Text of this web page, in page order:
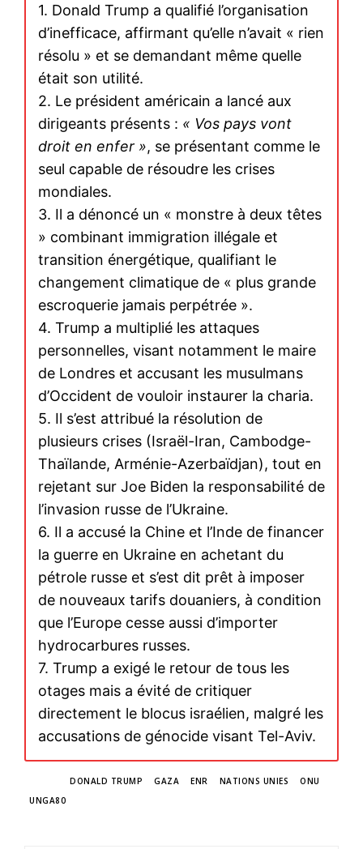
1. Donald Trump a qualifié l’organisation
d’inefficace, affirmant qu’elle n’avait « rien
résolu » et se demandant même quelle
était son utilité.
2. Le président américain a lancé aux
dirigeants présents : « Vos pays vont
droit en enfer », se présentant comme le
seul capable de résoudre les crises
mondiales.
3. Il a dénoncé un « monstre à deux têtes
» combinant immigration illégale et
transition énergétique, qualifiant le
changement climatique de « plus grande
escroquerie jamais perpétrée ».
4. Trump a multiplié les attaques
personnelles, visant notamment le maire
de Londres et accusant les musulmans
d’Occident de vouloir instaurer la charia.
5. Il s’est attribué la résolution de
plusieurs crises (Israël-Iran, Cambodge-
Thaïlande, Arménie-Azerbaïdjan), tout en
rejetant sur Joe Biden la responsabilité de
l’invasion russe de l’Ukraine.
6. Il a accusé la Chine et l’Inde de financer
la guerre en Ukraine en achetant du
pétrole russe et s’est dit prêt à imposer
de nouveaux tarifs douaniers, à condition
que l’Europe cesse aussi d’importer
hydrocarbures russes.
7. Trump a exigé le retour de tous les
otages mais a évité de critiquer
directement le blocus israélien, malgré les
accusations de génocide visant Tel-Aviv.
DONALD TRUMP GAZA ENR NATIONS UNIES
ONU
UNGA80